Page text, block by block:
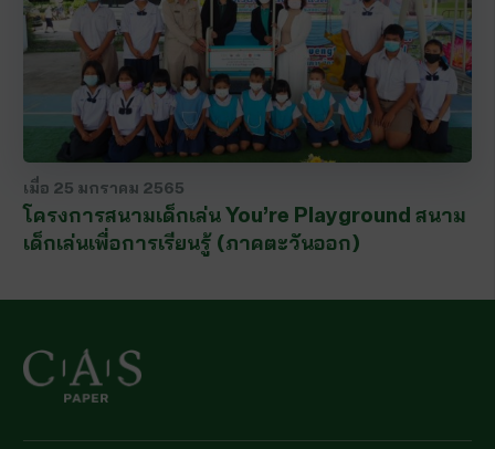
เมื่อ 25 มกราคม 2565
โครงการสนามเด็กเล่น You’re Playground สนาม
เด็กเล่นเพื่อการเรียนรู้ (ภาคตะวันออก)